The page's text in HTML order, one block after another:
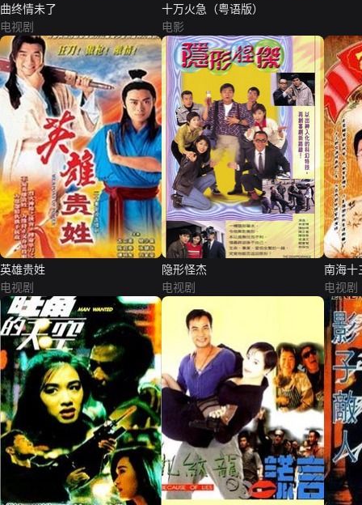
曲终情未了
电视剧
十万火急（粤语版）
电影
英雄贵姓
电视剧
隐形怪杰
电视剧
南海十
电视剧